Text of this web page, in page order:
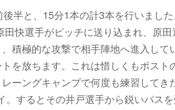
半と、15分1本の計3本を行いました
快選手がピッチに送り込まれ、原田
積極的な攻撃で相手陣地へ進入して
を放ちます。これは惜しくもポスト
ーングキャンプで何度も練習してきた
するとその井戸選手から鋭いパス